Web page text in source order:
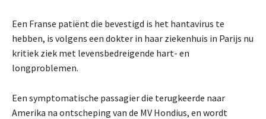
Een Franse patiënt die bevestigd is het hantavirus te
hebben, is volgens een dokter in haar ziekenhuis in Parijs nu
kritiek ziek met levensbedreigende hart- en
longproblemen.
Een symptomatische passagier die terugkeerde naar
Amerika na ontscheping van de MV Hondius, en wordt